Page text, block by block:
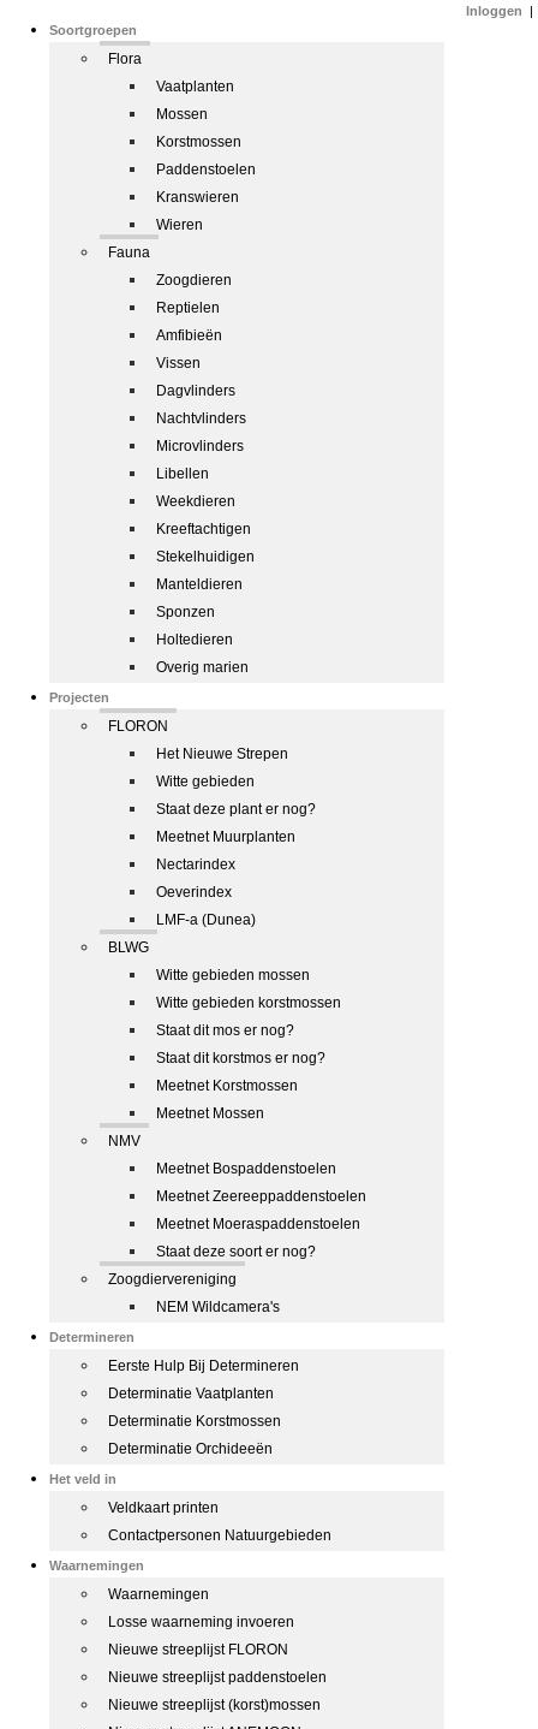
Soortgroepen
Flora
Vaatplanten
Mossen
Korstmossen
Paddenstoelen
Kranswieren
Wieren
Fauna
Zoogdieren
Reptielen
Amfibieën
Vissen
Dagvlinders
Nachtvlinders
Microvlinders
Libellen
Weekdieren
Kreeftachtigen
Stekelhuidigen
Manteldieren
Sponzen
Holtedieren
Overig marien
Projecten
FLORON
Het Nieuwe Strepen
Witte gebieden
Staat deze plant er nog?
Meetnet Muurplanten
Nectarindex
Oeverindex
LMF-a (Dunea)
BLWG
Witte gebieden mossen
Witte gebieden korstmossen
Staat dit mos er nog?
Staat dit korstmos er nog?
Meetnet Korstmossen
Meetnet Mossen
NMV
Meetnet Bospaddenstoelen
Meetnet Zeereeppaddenstoelen
Meetnet Moeraspaddenstoelen
Staat deze soort er nog?
Zoogdiervereniging
NEM Wildcamera's
Determineren
Eerste Hulp Bij Determineren
Determinatie Vaatplanten
Determinatie Korstmossen
Determinatie Orchideeën
Het veld in
Veldkaart printen
Contactpersonen Natuurgebieden
Waarnemingen
Waarnemingen
Losse waarneming invoeren
Nieuwe streeplijst FLORON
Nieuwe streeplijst paddenstoelen
Nieuwe streeplijst (korst)mossen
Inloggen |